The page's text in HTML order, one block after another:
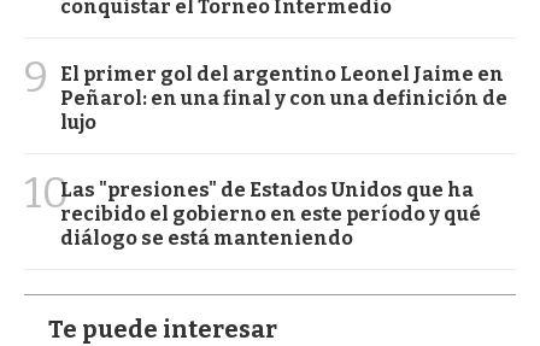
conquistar el Torneo Intermedio
9
El primer gol del argentino Leonel Jaime en
Peñarol: en una final y con una definición de
lujo
10Las "presiones" de Estados Unidos que ha
recibido el gobierno en este período y qué
diálogo se está manteniendo
Te puede interesar